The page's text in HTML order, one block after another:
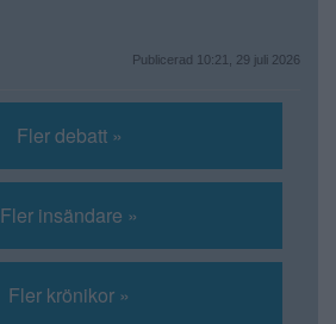
Publicerad 10:21, 29 juli 2026
Fler debatt »
Fler insändare »
Fler krönikor »